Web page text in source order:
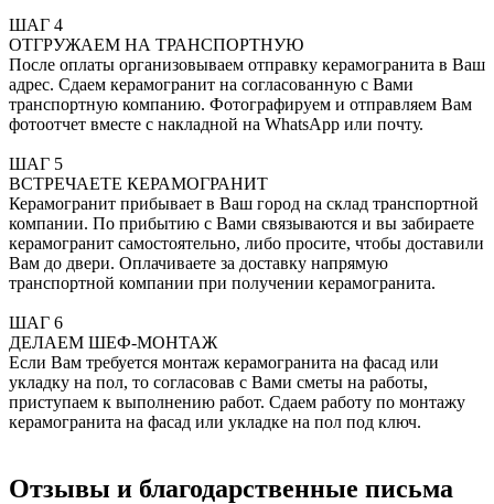
ШАГ 4
ОТГРУЖАЕМ НА ТРАНСПОРТНУЮ
После оплаты организовываем отправку керамогранита в Ваш
адрес. Сдаем керамогранит на согласованную с Вами
транспортную компанию. Фотографируем и отправляем Вам
фотоотчет вместе с накладной на WhatsApp или почту.
ШАГ 5
ВСТРЕЧАЕТЕ КЕРАМОГРАНИТ
Керамогранит прибывает в Ваш город на склад транспортной
компании. По прибытию с Вами связываются и вы забираете
керамогранит самостоятельно, либо просите, чтобы доставили
Вам до двери. Оплачиваете за доставку напрямую
транспортной компании при получении керамогранита.
ШАГ 6
ДЕЛАЕМ ШЕФ-МОНТАЖ
Если Вам требуется монтаж керамогранита на фасад или
укладку на пол, то согласовав с Вами сметы на работы,
приступаем к выполнению работ. Сдаем работу по монтажу
керамогранита на фасад или укладке на пол под ключ.
Отзывы и благодарственные письма